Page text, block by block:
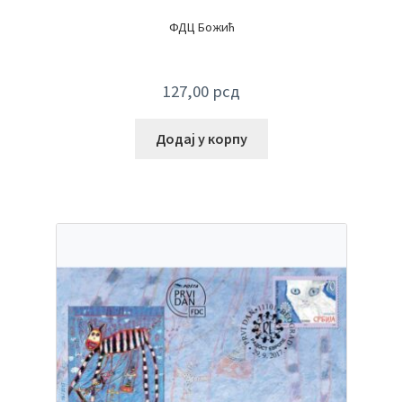
ФДЦ Божић
127,00 рсд
Додај у корпу